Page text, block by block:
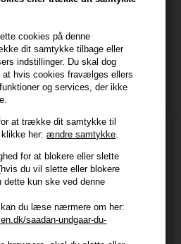
cookies på denne
dit samtykke tilbage eller
indstillinger. Du skal dog
hvis cookies fravælges ellers
og services, der ikke
at trække dit samtykke til
klikke her:ændre samtykke.
for at blokere eller slette
du vil slette eller blokere
dette kun ske ved denne
kan du læse nærmere om her:
saadan-undgaar-du-
kan altid afmelde det igen.
betingelser.